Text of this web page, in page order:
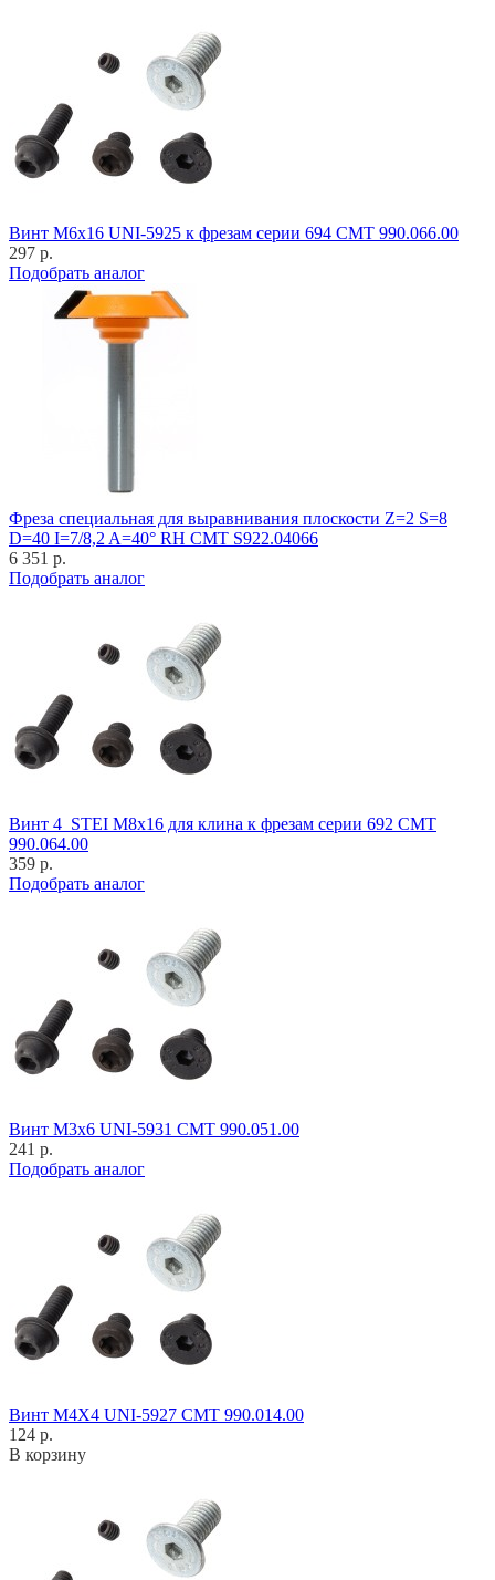
Винт M6x16 UNI-5925 к фрезам серии 694 CMT 990.066.00
297 р.
Подобрать аналог
Фреза специальная для выравнивания плоскости Z=2 S=8
D=40 I=7/8,2 A=40° RH CMT S922.04066
6 351 р.
Подобрать аналог
Винт 4_STEI M8x16 для клина к фрезам серии 692 CMT
990.064.00
359 р.
Подобрать аналог
Винт M3x6 UNI-5931 CMT 990.051.00
241 р.
Подобрать аналог
Винт M4X4 UNI-5927 CMT 990.014.00
124 р.
В корзину